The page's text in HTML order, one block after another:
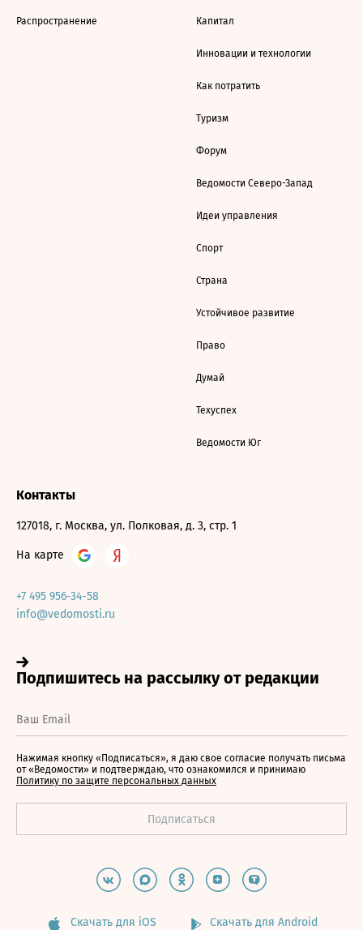
Распространение Капитал
Инновации и технологии
Как потратить
Туризм
Форум
Ведомости Северо-Запад
Идеи управления
Спорт
Страна
Устойчивое развитие
Право
Думай
Техуспех
Ведомости Юг
Контакты
127018, г. Москва, ул. Полковая, д. 3, стр. 1
На карте
+7 495 956-34-58
info@vedomosti.ru
Нажимая кнопку «Подписаться», я даю свое согласие получать письма
от «Ведомости» и подтверждаю, что ознакомился и принимаю
Политику по защите персональных данных
Скачать для iOS Скачать для Android